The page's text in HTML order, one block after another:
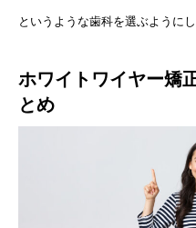
というような歯科を選ぶようにし
ホワイトワイヤー矯
とめ